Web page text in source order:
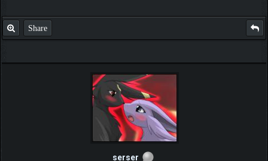
Share
serser